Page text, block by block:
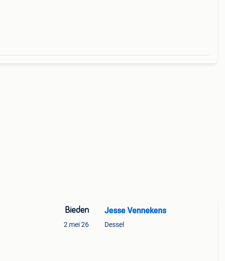
Bieden
2 mei 26
Jesse Vennekens
Dessel